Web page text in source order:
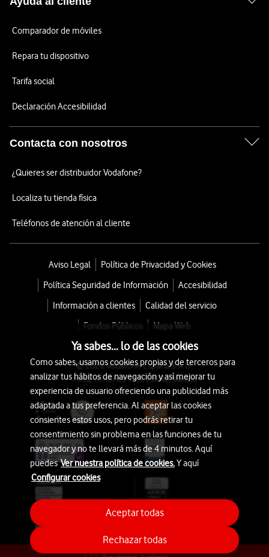
Comparador de móviles
Repara tu dispositivo
Tarifa social
Declaración Accesibilidad
Contacta con nosotros
¿Quieres ser distribuidor Vodafone?
Localiza tu tienda física
Teléfonos de atención al cliente
Aviso Legal
Política de Privacidad y Cookies
Política Seguridad de Información
Accesibilidad
Información a clientes
Calidad del servicio
Fondos Públicos
Mapa Web
© 2026 Vodafone España S.A.U.
Avda. América 115, 28042 Madrid
Ya sabes... lo de las cookies
Como sabes, usamos cookies propias y de terceros para
analizar tus hábitos de navegación y así mejorar tu
experiencia de usuario ofreciendo una publicidad más
adaptada a tus preferencia. Al aceptar las cookies
consientes estos usos, pero podrás retirar tu
consentimiento sin problema en las funciones de tu
navegador y no te llevará más de 4 minutos. Aquí
puedesVer nuestra política de cookies.Y aquí
Configurar cookies
Rechazar todas
Aceptar todas